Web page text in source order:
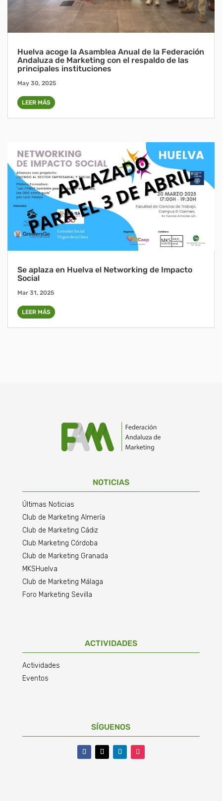
Huelva acoge la Asamblea Anual de la Federación
Andaluza de Marketing con el respaldo de las
principales instituciones
May 30, 2025
LEER MÁS
Se aplaza en Huelva el Networking de Impacto
Social
Mar 31, 2025
LEER MÁS
NOTICIAS
Últimas Noticias
Club de Marketing Almería
Club de Marketing Cádiz
Club Marketing Córdoba
Club de Marketing Granada
MKSHuelva
Club de Marketing Málaga
Foro Marketing Sevilla
ACTIVIDADES
Actividades
Eventos
SÍGUENOS